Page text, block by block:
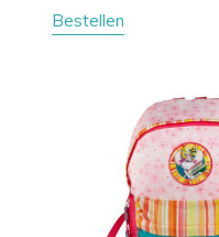
Bestellen